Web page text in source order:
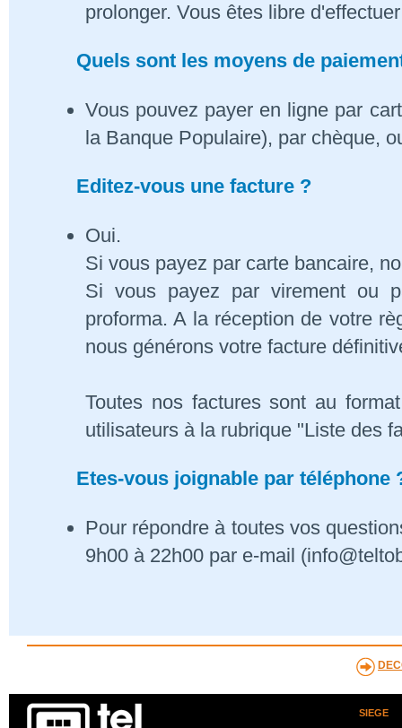
prolonger. Vous êtes libre
Quels sont les moyens de
Vous pouvez payer en ligne par
la Banque Populaire), par chèque,
Editez-vous une facture ?
Oui.
Si vous payez par carte bancaire,
Si vous payez par virement ou
proforma. A la réception de votre
nous générons votre facture
Toutes nos factures sont au
utilisateurs à la rubrique "Liste des
Etes-vous joignable par téléphone
Pour répondre à toutes vos
9h00 à 22h00 par e-mail
SIEGE